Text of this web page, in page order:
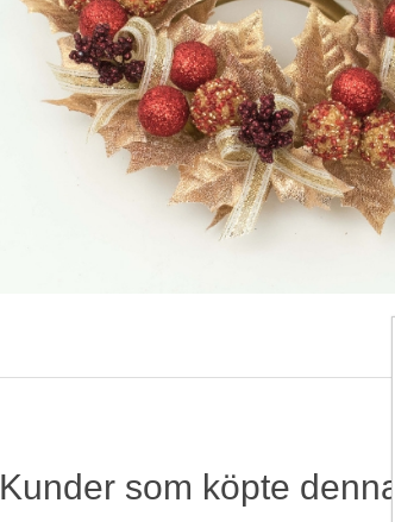
Kunder som köpte